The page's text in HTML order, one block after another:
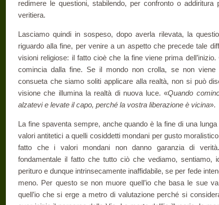
redimere le questioni, stabilendo, per confronto o
veritiera.
Lasciamo quindi in sospeso, dopo averla rilevata, la
riguardo alla fine, per venire a un aspetto che precede tale
visioni religiose: il fatto cioè che la fine viene prima
comincia dalla fine. Se il mondo non crolla, se non viene
consueta che siamo so­liti applicare alla realtà, non si può
visione che illumina la realtà di nuova luce. «Quando
alzatevi e levate il capo, perché la vostra liberazione è vicina».
La fine spaventa sempre, anche quando è la fine di una
valori antitetici a quelli cosid­detti mondani per gusto
fatto che i valori mondani non danno garanzia di
fondamentale il fatto che tutto ciò che ve­diamo, sentiamo,
perituro e dun­que intrinsecamente inaffidabile, se per fede
meno. Per questo se non muore quell’io che basa le sue
quell’io che si erge a me­tro di valutazione perché si